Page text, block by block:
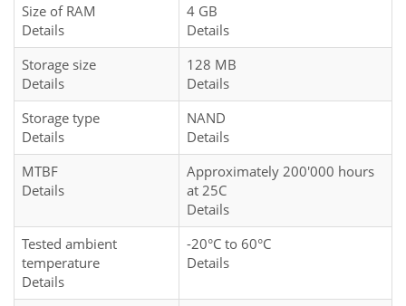
Size of RAM
Details
4 GB
Details
Storage size
Details
128 MB
Details
Storage type
Details
NAND
Details
MTBF
Details
Approximately 200'000 hours
at 25C
Details
Tested ambient
temperature
Details
-20°C to 60°C
Details